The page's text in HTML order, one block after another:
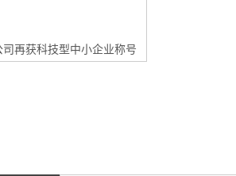
再获科技型中小企业称号